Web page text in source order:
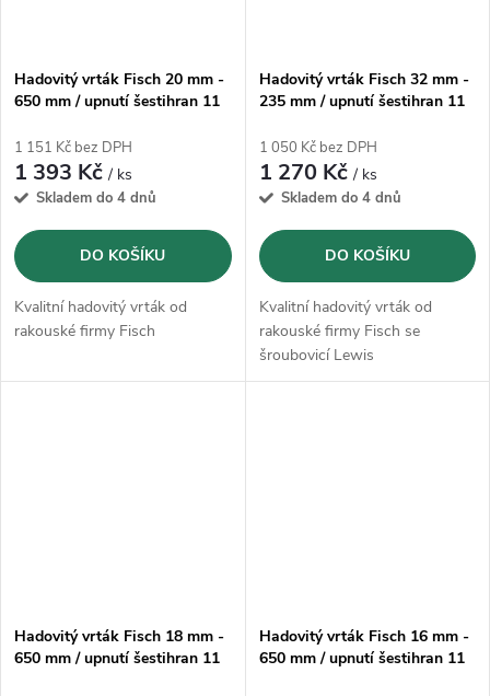
Hadovitý vrták Fisch 20 mm -
650 mm / upnutí šestihran 11
1 151 Kč bez DPH
1 393 Kč/ ks
Skladem do 4 dnů
DO KOŠÍKU
Kvalitní hadovitý vrták od
rakouské firmy Fisch
Hadovitý vrták Fisch 32 mm -
235 mm / upnutí šestihran 11
1 050 Kč bez DPH
1 270 Kč/ ks
Skladem do 4 dnů
DO KOŠÍKU
Kvalitní hadovitý vrták od
rakouské firmy Fisch se
šroubovicí Lewis
Hadovitý vrták Fisch 18 mm -
650 mm / upnutí šestihran 11
Hadovitý vrták Fisch 16 mm -
650 mm / upnutí šestihran 11